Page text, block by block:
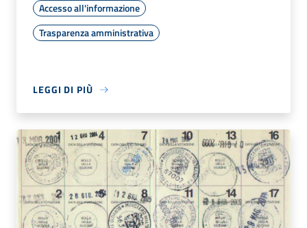
Accesso all'informazione
Trasparenza amministrativa
LEGGI DI PIÙ